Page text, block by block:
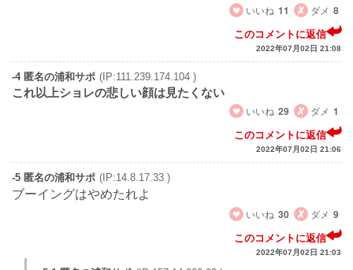
いいね 11 ダメ 8
このコメントに返信
2022年07月02日 21:08
-4 匿名の浦和サポ (IP:111.239.174.104 )
これ以上ショレの悲しい顔は見たくない
いいね 29 ダメ 1
このコメントに返信
2022年07月02日 21:06
-5 匿名の浦和サポ (IP:14.8.17.33 )
ブーイングはやめたれよ
いいね 30 ダメ 9
このコメントに返信
2022年07月02日 21:03